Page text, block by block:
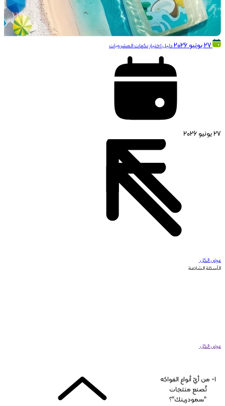
27 يونيو 2026 دليل اختيار نكهات المشروبات
27 يونيو 2026
عرض الكل
الأسئلة الشائعة
عرض الكل
1- من أيّ أنواع الفواكه
تُصنع منتجات
"سمودرينك"؟